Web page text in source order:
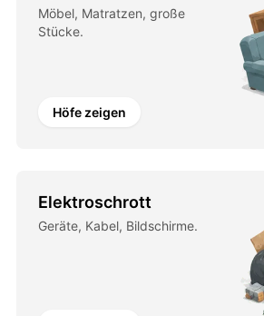
Möbel, Matratzen, große
Stücke.
Höfe zeigen
Elektroschrott
Geräte, Kabel, Bildschirme.